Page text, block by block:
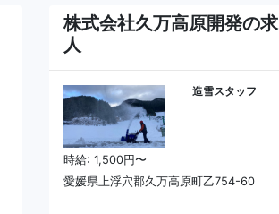
株式会社久万高原開発の求
人
造雪スタッフ
時給: 1,500円〜
愛媛県上浮穴郡久万高原町乙754-60